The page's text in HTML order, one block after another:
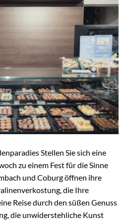
Stellen Sie sich eine
zu einem Fest für die Sinne
und Coburg öffnen ihre
die Ihre
Reise durch den süßen Genuss
die unwiderstehliche Kunst